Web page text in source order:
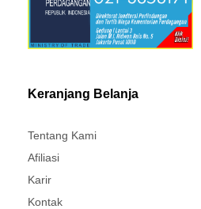
Keranjang Belanja
Tentang Kami
Afiliasi
Karir
Kontak